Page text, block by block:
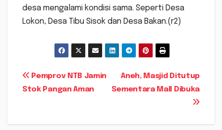
desa mengalami kondisi sama. Seperti Desa
Lokon, Desa Tibu Sisok dan Desa Bakan.(r2)
Navigasi
Aneh, Masjid Ditutup
Sementara Mall Dibuka
Pemprov NTB Jamin
Stok Pangan Aman